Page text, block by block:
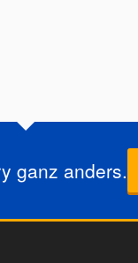
ganz anders.